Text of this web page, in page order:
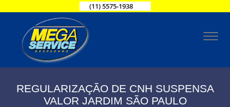
(11) 5575-1938
REGULARIZAÇÃO DE CNH SUSPENSA
VALOR JARDIM SÃO PAULO